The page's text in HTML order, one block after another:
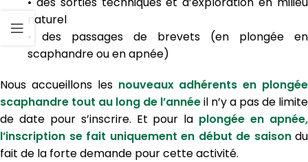
naturel
• des passages de brevets (en plongée en
scaphandre ou en apnée)
Nous accueillons les nouveaux adhérents en plongée
scaphandre tout au long de l’annéeil n’y a pas de limite
de date pour s’inscrire. Et pour la plongée en apnée,
l’inscription se fait uniquement en début de saisondu
fait de la forte demande pour cette activité.